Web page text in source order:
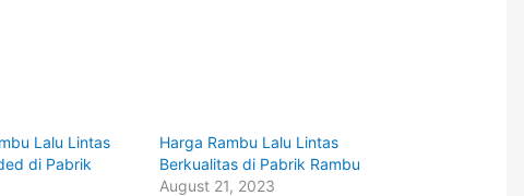
Lalu Lintas
di Pabrik
Harga Rambu Lalu Lintas
Berkualitas di Pabrik Rambu
August 21, 2023